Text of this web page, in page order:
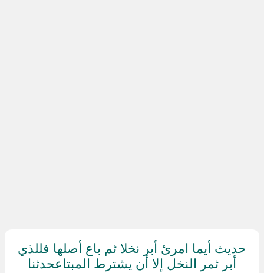
حديث أيما امرئ أبر نخلا ثم باع أصلها فللذي
أبر ثمر النخل إلا أن يشترط المبتاعحدثنا